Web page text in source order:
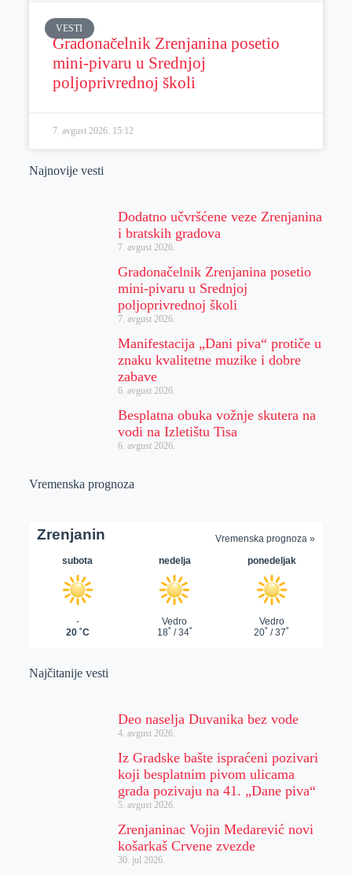
VESTI
Gradonačelnik Zrenjanina posetio
mini-pivaru u Srednjoj
poljoprivrednoj školi
7. avgust 2026. 15:12
Najnovije vesti
Dodatno učvršćene veze Zrenjanina
i bratskih gradova
7. avgust 2026.
Gradonačelnik Zrenjanina posetio
mini-pivaru u Srednjoj
poljoprivrednoj školi
7. avgust 2026.
Manifestacija „Dani piva“ protiče u
znaku kvalitetne muzike i dobre
zabave
6. avgust 2026.
Besplatna obuka vožnje skutera na
vodi na Izletištu Tisa
6. avgust 2026.
Vremenska prognoza
Najčitanije vesti
Deo naselja Duvanika bez vode
4. avgust 2026.
Iz Gradske bašte ispraćeni pozivari
koji besplatnim pivom ulicama
grada pozivaju na 41. „Dane piva“
5. avgust 2026.
Zrenjaninac Vojin Medarević novi
košarkaš Crvene zvezde
30. jul 2026.